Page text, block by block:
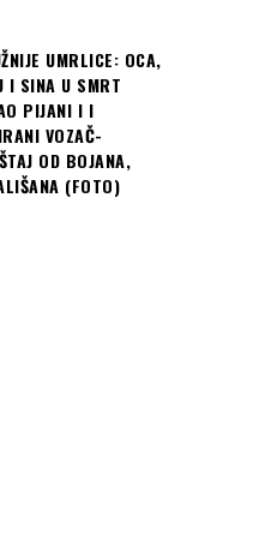
UMRLICE: OCA,
I SINA U SMRT
PIJANI I I
VOZAČ-
OD BOJANA,
(FOTO)